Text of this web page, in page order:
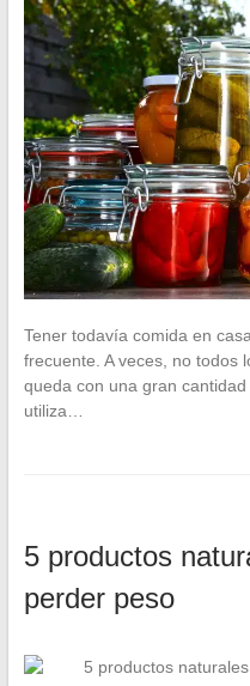
Tener todavía comida en
frecuente. A veces, no todos
queda con una gran
utiliza…
5 productos
perder peso